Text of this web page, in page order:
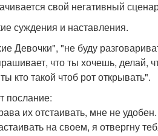
свой негативный
суждения и наставления.
Девочки", "не буду
что ты хочешь, делай,
кто такой чтоб рот открывать".
послание:
их отстаивать, мне не удобен.
на своем, я отвергну